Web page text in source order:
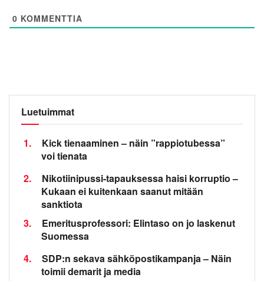
0 KOMMENTTIA
Luetuimmat
1.
Kick tienaaminen – näin ”rappiotubessa”
voi tienata
2.
Nikotiinipussi-tapauksessa haisi korruptio –
Kukaan ei kuitenkaan saanut mitään
sanktiota
3.
Emeritusprofessori: Elintaso on jo laskenut
Suomessa
4.
SDP:n sekava sähköpostikampanja – Näin
toimii demarit ja media